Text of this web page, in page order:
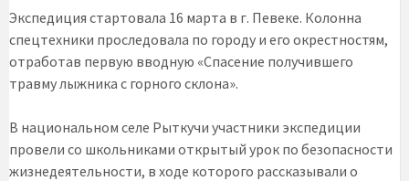
Экспедиция стартовала 16 марта в г. Певеке. Колонна
спецтехники проследовала по городу и его окрестностям,
отработав первую вводную «Спасение получившего
травму лыжника с горного склона».
В национальном селе Рыткучи участники экспедиции
провели со школьниками открытый урок по безопасности
жизнедеятельности, в ходе которого рассказывали о